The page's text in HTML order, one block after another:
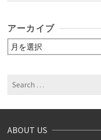
アーカイブ
ア
ー
Search
ABOUT US